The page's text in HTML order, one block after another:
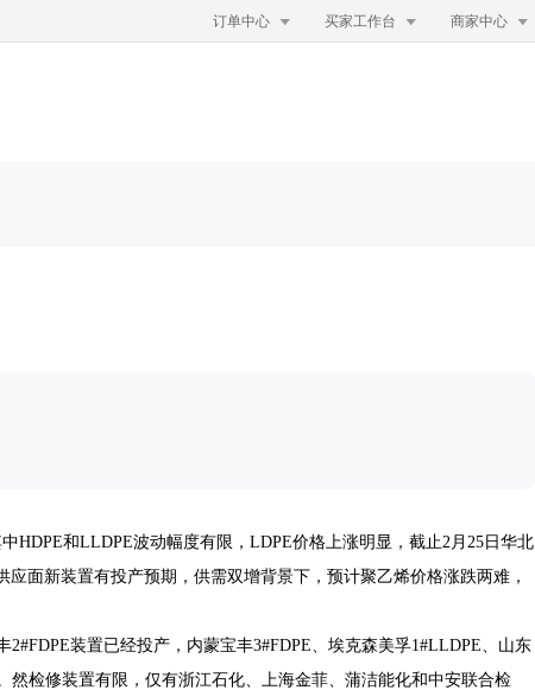
订单中心  买家工作台  商家中心 
HDPE和LLDPE波动幅度有限，LDPE价格上涨明显，截止2月25日华北
面新装置有投产预期，供需双增背景下，预计聚乙烯价格涨跌两难，
装置已经投产，内蒙宝丰3#FDPE、埃克森美孚1#LLDPE、山东
然检修装置有限，仅有浙江石化、上海金菲、蒲洁能化和中安联合检